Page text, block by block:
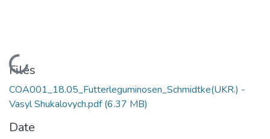
Loading...
Files
COA001_18.05_Futterleguminosen_Schmidtke(UKR.) -
Vasyl Shukalovych.pdf(6.37 MB)
Date